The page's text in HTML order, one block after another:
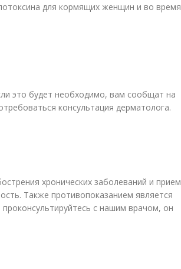
для кормящих женщин и во время
это будет необходимо, вам сообщат на
консультация дерматолога.
хронических заболеваний и прием
Также противопоказанием является
с нашим врачом, он